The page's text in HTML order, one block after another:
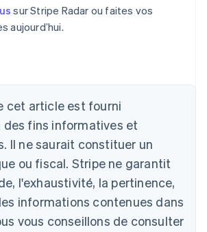
sur Stripe Radar ou faites vos
aujourd’hui.
cet article est fourni
des fins informatives et
Il ne saurait constituer un
ou fiscal. Stripe ne garantit
l'exhaustivité, la pertinence,
informations contenues dans
vous conseillons de consulter
DeutschEnglish